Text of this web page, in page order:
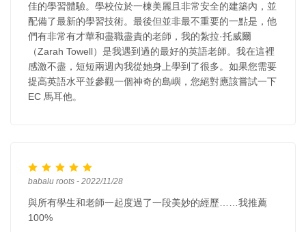
佳的學習體驗。學校位於一棟美麗且非常安全的建築內，並
配備了最新的學習技術。最後但並非最不重要的一點是，他
們有非常有才華和盡職盡責的老師，我的紮拉·托威爾
（Zarah Towell）是我遇到過的最好的英語老師。我在這裡
感激不盡，短短兩週內我從她身上學到了很多。如果您需要
提高英語水平並參觀一個神奇的島嶼，您絕對應該嘗試一下
EC 馬耳他。
babalu roots - 2022/11/28
與所有學生和老師一起度過了一段美妙的經歷……我推薦
100%